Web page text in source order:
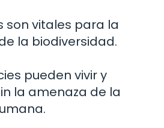
son vitales para la
la biodiversidad.
pueden vivir y
la amenaza de la